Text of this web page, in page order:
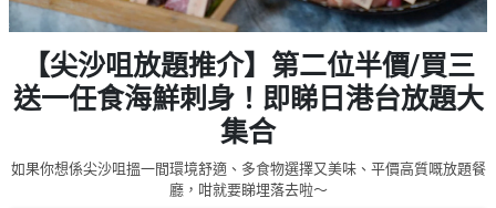
及
分
內
好
處
物
【尖沙咀放題推介】第二位半價/買三
送一任食海鮮刺身！即睇日港台放題大
集合
如果你想係尖沙咀搵一間環境舒適、多食物選擇又美味、平價高質嘅放題餐
廳，咁就要睇埋落去啦～